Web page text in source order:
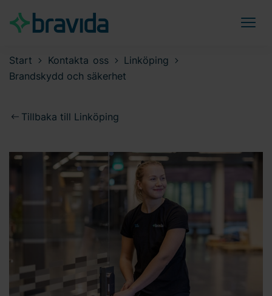
Start Kontakta oss
Linköping
Brandskydd och säkerhet
Tillbaka till Linköping